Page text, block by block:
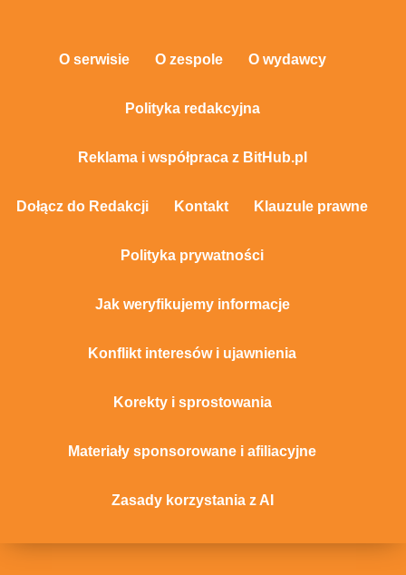
O serwisie O zespole O wydawcy
Polityka redakcyjna
Reklama i współpraca z BitHub.pl
Dołącz do Redakcji Kontakt Klauzule prawne
Polityka prywatności
Jak weryfikujemy informacje
Konflikt interesów i ujawnienia
Korekty i sprostowania
Materiały sponsorowane i afiliacyjne
Zasady korzystania z AI